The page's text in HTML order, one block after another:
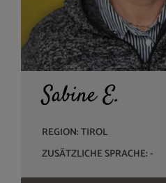
Sabine E.
REGION: TIROL
ZUSÄTZLICHE SPRACHE: -